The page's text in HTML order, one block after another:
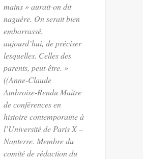
mains » aurait-on dit
naguère. On serait bien
embarrassé,
aujourd’hui, de préciser
lesquelles. Celles des
parents, peut-être. »
((Anne-Claude
Ambroise-Rendu Maître
de conférences en
histoire contemporaine à
l’Université de Paris X –
Nanterre. Membre du
comité de rédaction du